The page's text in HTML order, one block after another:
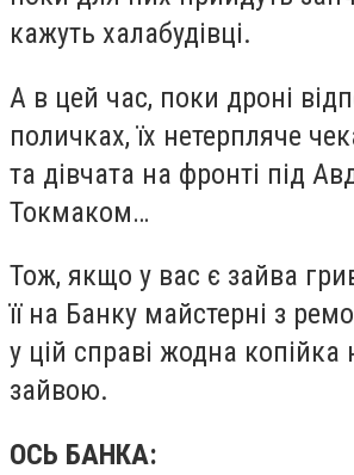
кажуть халабудівці.
А в цей час, поки дроні
поличках, їх нетерпляче
та дівчата на фронті під
Токмаком…
Тож, якщо у вас є зайва
її на Банку майстерні з
у цій справі жодна копійка
зайвою.
ОСЬ БАНКА: